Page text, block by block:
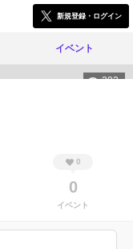
新規登録・ログイン
イベント
292
0
0
イベント